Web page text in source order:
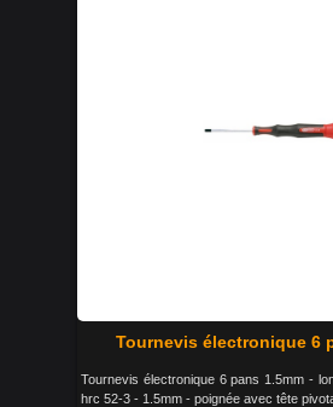
Tournevis électronique 6
Tournevis électronique 6 pans 1.5mm -
hrc 52-3 - 1.5mm - poignée avec tête